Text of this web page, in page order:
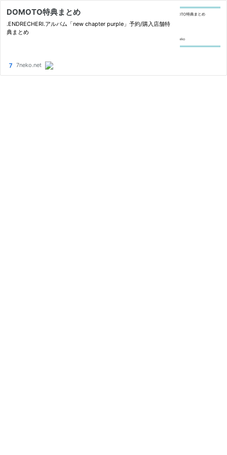
DOMOTO特典まとめ
.ENDRECHERI.アルバム「new chapter purple」予約/購入店舗特
典まとめ
7neko.net